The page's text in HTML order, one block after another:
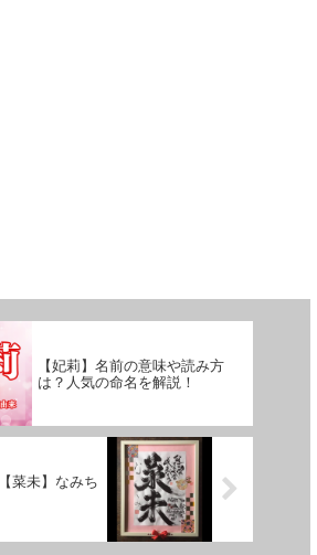
【妃莉】名前の意味や読み方
は？人気の命名を解説！
菜未】なみち